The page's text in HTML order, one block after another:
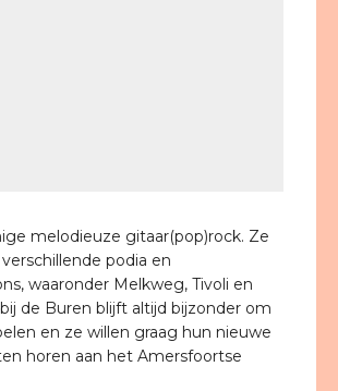
melodieuze gitaar(pop)rock. Ze
podia en
waaronder Melkweg, Tivoli en
de Buren blijft altijd bijzonder om
en ze willen graag hun nieuwe
horen aan het Amersfoortse